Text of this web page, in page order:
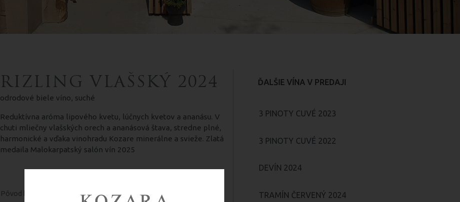
RIZLING VLAŠSKÝ 2024
odrodové biele víno, suché
Reduktívna aróma lipového kvetu, lúčnych kvetov a ananásu. V
chuti mliečny vlašských orech a ananásová štava, stredne plné,
harmonické a vďaka vinohradu Kozare minerálne a svieže. Zlatá
medaila Malokarpatský salón vín 2025
Pôvod hrozna:
Šenkvice
ĎALŠIE VÍNA V PREDAJI
3 PINOTY CUVÉ 2023
3 PINOTY CUVÉ 2022
DEVÍN 2024
TRAMÍN ČERVENÝ 2024